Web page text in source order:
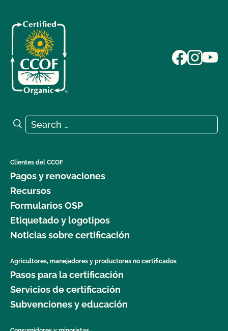
Search for:
Search
Clientes del CCOF
Pagos y renovaciones
Recursos
Formularios OSP
Etiquetado y logotipos
Noticias sobre certificación
Agricultores, manejadores y productores no certificados
Pasos para la certificación
Servicios de certificación
Subvenciones y educación